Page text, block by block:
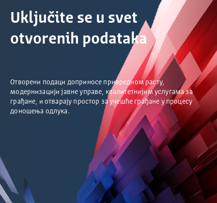
Uključite se u svet
otvorenih podataka
Отворени подаци доприносе привредном расту,
модернизацији јавне управе, квалитетнијим услугама за
грађане, и отварају простор за учешће грађане у процесу
доношења одлука.